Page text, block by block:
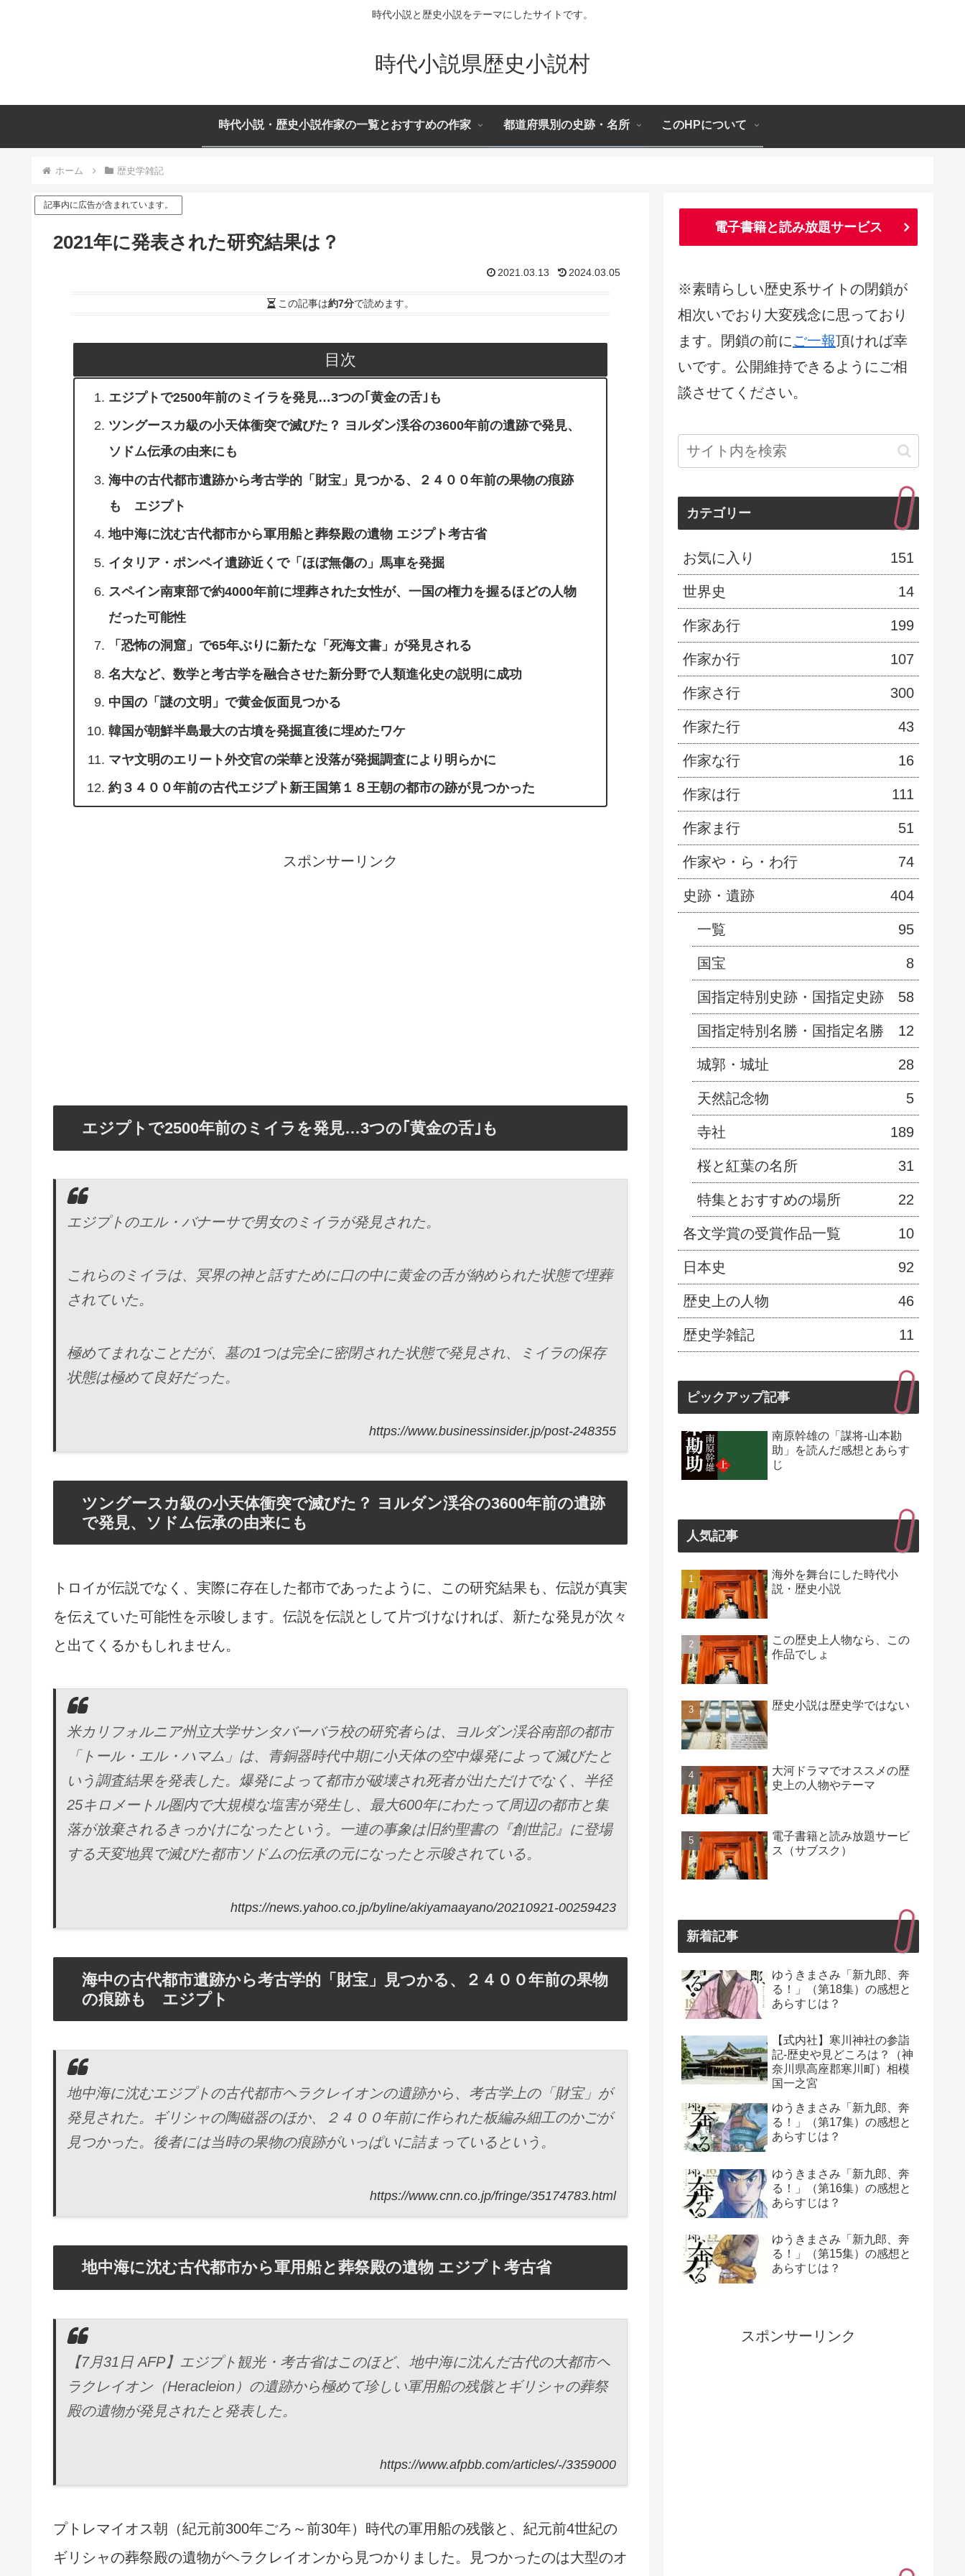
時代小説と歴史小説をテーマにしたサイトです。
時代小説県歴史小説村
時代小説・歴史小説作家の一覧とおすすめの作家 都道府県別の史跡・名所 このHPについて
ホーム 歴史学雑記
記事内に広告が含まれています。
2021年に発表された研究結果は？
2021.03.13 2024.03.05
この記事は約7分で読めます。
目次
エジプトで2500年前のミイラを発見…3つの｢黄金の舌｣も
ツングースカ級の小天体衝突で滅びた？ ヨルダン渓谷の3600年前の遺跡で発見、
ソドム伝承の由来にも
海中の古代都市遺跡から考古学的「財宝」見つかる、２４００年前の果物の痕跡
も エジプト
地中海に沈む古代都市から軍用船と葬祭殿の遺物 エジプト考古省
イタリア・ポンペイ遺跡近くで「ほぼ無傷の」馬車を発掘
スペイン南東部で約4000年前に埋葬された女性が、一国の権力を握るほどの人物
だった可能性
「恐怖の洞窟」で65年ぶりに新たな「死海文書」が発見される
名大など、数学と考古学を融合させた新分野で人類進化史の説明に成功
中国の「謎の文明」で黄金仮面見つかる
韓国が朝鮮半島最大の古墳を発掘直後に埋めたワケ
マヤ文明のエリート外交官の栄華と没落が発掘調査により明らかに
約３４００年前の古代エジプト新王国第１８王朝の都市の跡が見つかった
スポンサーリンク
エジプトで2500年前のミイラを発見…3つの｢黄金の舌｣も
エジプトのエル・バナーサで男女のミイラが発見された。
これらのミイラは、冥界の神と話すために口の中に黄金の舌が納められた状態で埋葬
されていた。
極めてまれなことだが、墓の1つは完全に密閉された状態で発見され、ミイラの保存
状態は極めて良好だった。
https://www.businessinsider.jp/post-248355
ツングースカ級の小天体衝突で滅びた？ ヨルダン渓谷の3600年前の遺跡
で発見、ソドム伝承の由来にも
トロイが伝説でなく、実際に存在した都市であったように、この研究結果も、伝説が真実
を伝えていた可能性を示唆します。伝説を伝説として片づけなければ、新たな発見が次々
と出てくるかもしれません。
米カリフォルニア州立大学サンタバーバラ校の研究者らは、ヨルダン渓谷南部の都市
「トール・エル・ハマム」は、青銅器時代中期に小天体の空中爆発によって滅びたと
いう調査結果を発表した。爆発によって都市が破壊され死者が出ただけでなく、半径
25キロメートル圏内で大規模な塩害が発生し、最大600年にわたって周辺の都市と集
落が放棄されるきっかけになったという。一連の事象は旧約聖書の『創世記』に登場
する天変地異で滅びた都市ソドムの伝承の元になったと示唆されている。
https://news.yahoo.co.jp/byline/akiyamaayano/20210921-00259423
海中の古代都市遺跡から考古学的「財宝」見つかる、２４００年前の果物
の痕跡も エジプト
地中海に沈むエジプトの古代都市ヘラクレイオンの遺跡から、考古学上の「財宝」が
発見された。ギリシャの陶磁器のほか、２４００年前に作られた板編み細工のかごが
見つかった。後者には当時の果物の痕跡がいっぱいに詰まっているという。
https://www.cnn.co.jp/fringe/35174783.html
地中海に沈む古代都市から軍用船と葬祭殿の遺物 エジプト考古省
【7月31日 AFP】エジプト観光・考古省はこのほど、地中海に沈んだ古代の大都市ヘ
ラクレイオン（Heracleion）の遺跡から極めて珍しい軍用船の残骸とギリシャの葬祭
殿の遺物が発見されたと発表した。
https://www.afpbb.com/articles/-/3359000
プトレマイオス朝（紀元前300年ごろ～前30年）時代の軍用船の残骸と、紀元前4世紀の
ギリシャの葬祭殿の遺物がヘラクレイオンから見つかりました。見つかったのは大型のオ
電子書籍と読み放題サービス
※素晴らしい歴史系サイトの閉鎖が
相次いでおり大変残念に思っており
ます。閉鎖の前にご一報頂ければ幸
いです。公開維持できるようにご相
談させてください。
カテゴリー
お気に入り 151
世界史 14
作家あ行 199
作家か行 107
作家さ行 300
作家た行 43
作家な行 16
作家は行 111
作家ま行 51
作家や・ら・わ行 74
史跡・遺跡 404
一覧 95
国宝 8
国指定特別史跡・国指定史跡 58
国指定特別名勝・国指定名勝 12
城郭・城址 28
天然記念物 5
寺社 189
桜と紅葉の名所 31
特集とおすすめの場所 22
各文学賞の受賞作品一覧 10
日本史 92
歴史上の人物 46
歴史学雑記 11
ピックアップ記事
南原幹雄の「謀将-山本勘
助」を読んだ感想とあらす
じ
人気記事
海外を舞台にした時代小
説・歴史小説
この歴史上人物なら、この
作品でしょ
歴史小説は歴史学ではない
大河ドラマでオススメの歴
史上の人物やテーマ
電子書籍と読み放題サービ
ス（サブスク）
新着記事
ゆうきまさみ「新九郎、奔
る！」（第18集）の感想と
あらすじは？
【式内社】寒川神社の参詣
記-歴史や見どころは？（神
奈川県高座郡寒川町）相模
国一之宮
ゆうきまさみ「新九郎、奔
る！」（第17集）の感想と
あらすじは？
ゆうきまさみ「新九郎、奔
る！」（第16集）の感想と
あらすじは？
ゆうきまさみ「新九郎、奔
る！」（第15集）の感想と
あらすじは？
スポンサーリンク